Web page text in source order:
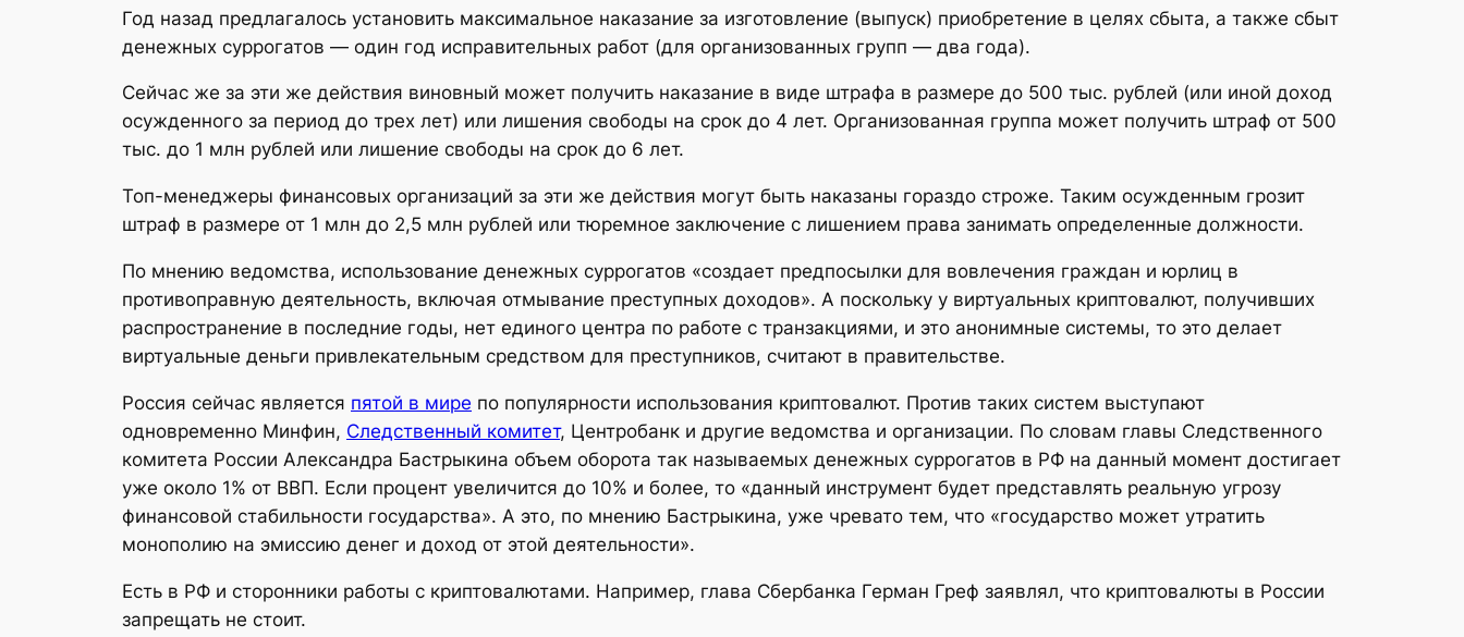
Год назад предлагалось установить максимальное наказание за изготовление (выпуск) приобретение в целях сбыта, а также сбыт
денежных суррогатов — один год исправительных работ (для организованных групп — два года).
Сейчас же за эти же действия виновный может получить наказание в виде штрафа в размере до 500 тыс. рублей (или иной доход
осужденного за период до трех лет) или лишения свободы на срок до 4 лет. Организованная группа может получить штраф от 500
тыс. до 1 млн рублей или лишение свободы на срок до 6 лет.
Топ-менеджеры финансовых организаций за эти же действия могут быть наказаны гораздо строже. Таким осужденным грозит
штраф в размере от 1 млн до 2,5 млн рублей или тюремное заключение с лишением права занимать определенные должности.
По мнению ведомства, использование денежных суррогатов «создает предпосылки для вовлечения граждан и юрлиц в
противоправную деятельность, включая отмывание преступных доходов». А поскольку у виртуальных криптовалют, получивших
распространение в последние годы, нет единого центра по работе с транзакциями, и это анонимные системы, то это делает
виртуальные деньги привлекательным средством для преступников, считают в правительстве.
Россия сейчас является пятой в мире по популярности использования криптовалют. Против таких систем выступают
одновременно Минфин, Следственный комитет, Центробанк и другие ведомства и организации. По словам главы Следственного
комитета России Александра Бастрыкина объем оборота так называемых денежных суррогатов в РФ на данный момент достигает
уже около 1% от ВВП. Если процент увеличится до 10% и более, то «данный инструмент будет представлять реальную угрозу
финансовой стабильности государства». А это, по мнению Бастрыкина, уже чревато тем, что «государство может утратить
монополию на эмиссию денег и доход от этой деятельности».
Есть в РФ и сторонники работы с криптовалютами. Например, глава Сбербанка Герман Греф заявлял, что криптовалюты в России
запрещать не стоит.